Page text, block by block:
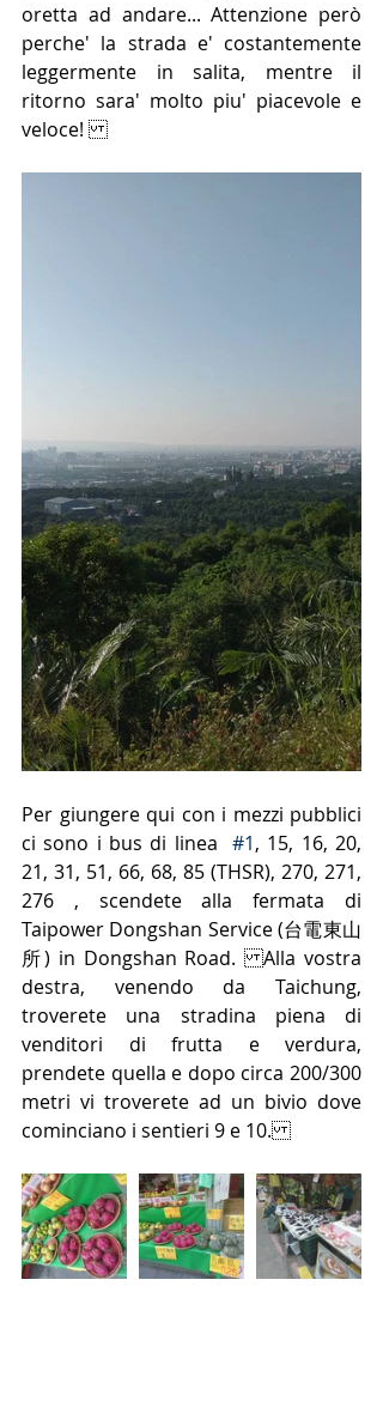
oretta ad andare... Attenzione però
perche' la strada e' costantemente
leggermente in salita, mentre il
ritorno sara' molto piu' piacevole e
veloce!
Per giungere qui con i mezzi pubblici
ci sono i bus di linea #1, 15, 16, 20,
21, 31, 51, 66, 68, 85 (THSR), 270, 271,
276 , scendete alla fermata di
Taipower Dongshan Service (台電東山
所) in Dongshan Road. Alla vostra
destra, venendo da Taichung,
troverete una stradina piena di
venditori di frutta e verdura,
prendete quella e dopo circa 200/300
metri vi troverete ad un bivio dove
cominciano i sentieri 9 e 10.